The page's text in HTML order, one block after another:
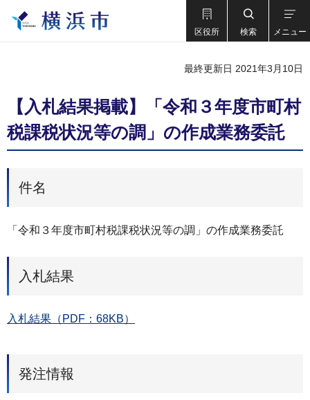
区役所 検索 メニュー
最終更新日 2021年3月10日
【入札結果掲載】「令和３年度市町村
税課税状況等の調」の作成業務委託
件名
「令和３年度市町村税課税状況等の調」の作成業務委託
入札結果
入札結果（PDF：68KB）
発注情報